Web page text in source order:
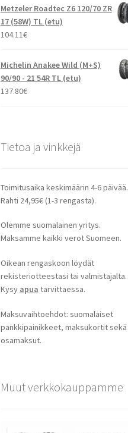
Metzeler Roadtec Z6 120/70 ZR
17 (58W) TL (etu)
104.11€
Michelin Anakee Wild (M+S)
90/90 - 21 54R TL (etu)
137.80€
Tietoa ja vinkkejä
Toimitusaika keskimäärin 4-6 päivää.
Rahti 24,95€ (1-3 rengasta).
Olemme suomalainen yritys.
Maksamme kaikki verot Suomeen.
Oikean rengaskoon löydät
rekisteriotteestasi tai valmistajalta.
Kysy apua tarvittaessa.
Maksuvaihtoehdot: suomalaiset
pankkipainikkeet, maksukortit sekä
osamaksut.
Muut verkkokauppamme